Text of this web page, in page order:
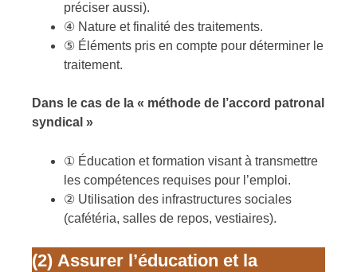
préciser aussi).
④ Nature et finalité des traitements.
⑤ Éléments pris en compte pour déterminer le
traitement.
Dans le cas de la « méthode de l’accord patronal
syndical »
① Éducation et formation visant à transmettre
les compétences requises pour l’emploi.
② Utilisation des infrastructures sociales
(cafétéria, salles de repos, vestiaires).
(2) Assurer l’éducation et la